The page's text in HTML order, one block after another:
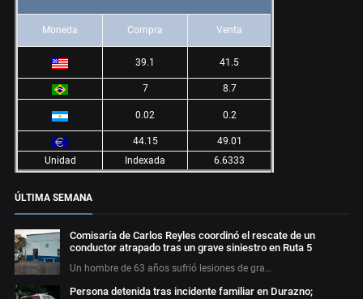
Moneda Compra Venta
39.1 41.5
7 8.7
0.02 0.2
44.15
49.01
Unidad
Indexada 6.6333
ÚLTIMA SEMANA
Comisaría de Carlos Reyles coordinó el rescate de un
conductor atrapado tras un grave siniestro en Ruta 5
Un hombre de 63 años sufrió lesiones de gra…
Persona detenida tras incidente familiar en Durazno;